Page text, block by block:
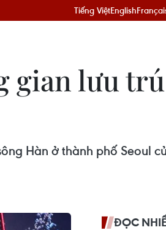
Tiếng ViệtEnglish
gian lưu
Hàn ở thành phố Seoul
ĐỌC